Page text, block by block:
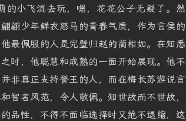
的小飞流去玩，嗯，花花公子无疑了。然
翩少年鲜衣怒马的青春气质，作为言侯的
最佩服的人是完璧归赵的蔺相如。在知悉
时，他聪慧和成熟的一面开始展现。他不
非真正支持誉王的人，而在梅长苏游说言
智者风范，令人敬佩。知世故而不世故，
品性，不得不面临选择时又绝不退缩，这